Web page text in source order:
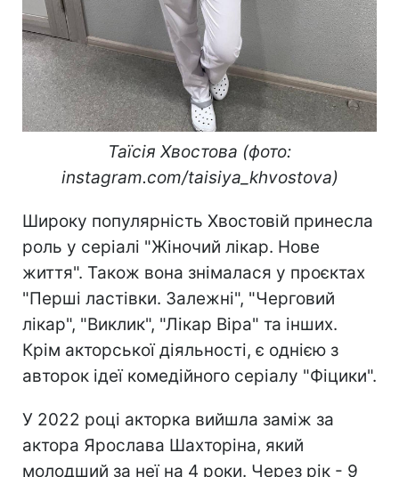
Таїсія Хвостова (фото:
instagram.com/taisiya_khvostova)
Широку популярність Хвостовій принесла
роль у серіалі "Жіночий лікар. Нове
життя". Також вона знімалася у проєктах
"Перші ластівки. Залежні", "Черговий
лікар", "Виклик", "Лікар Віра" та інших.
Крім акторської діяльності, є однією з
авторок ідеї комедійного серіалу "Фіцики".
У 2022 році акторка вийшла заміж за
актора Ярослава Шахторіна, який
молодший за неї на 4 роки. Через рік - 9